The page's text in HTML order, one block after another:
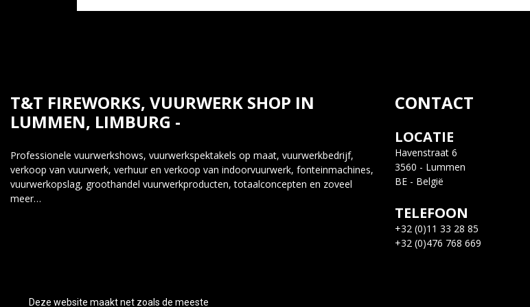
Deze website maakt net zoals de meeste
T&T FIREWORKS, VUURWERK SHOP IN
LUMMEN, LIMBURG -
Professionele vuurwerkshows, vuurwerkspektakels op maat, vuurwerkbedrijf,
verkoop van vuurwerk, verhuur en verkoop van indoorvuurwerk, fonteinmachines,
vuurwerkopslag, groothandel vuurwerkproducten, totaalconcepten en zoveel
meer…
CONTACT
LOCATIE
Havenstraat 6
3560 - Lummen
BE - België
TELEFOON
+32 (0)11 33 28 85
+32 (0)476 768 669